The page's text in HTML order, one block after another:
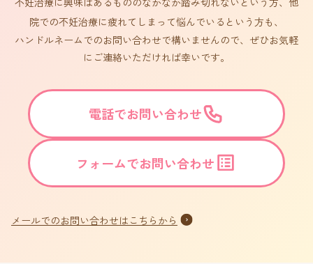
院での不妊治療に疲れてしまって悩んでいるという方も、
ハンドルネームでのお問い合わせで構いませんので、ぜひお気軽
にご連絡いただければ幸いです。
電話でお問い合わせ
フォームでお問い合わせ
メールでのお問い合わせはこちらから